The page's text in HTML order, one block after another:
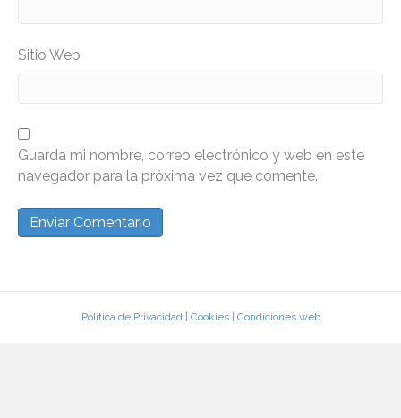
Sitio Web
Guarda mi nombre, correo electrónico y web en este
navegador para la próxima vez que comente.
Política de Privacidad| Cookies| Condiciones web